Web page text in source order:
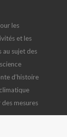
les
et les
sujet des
d’histoire
mesures